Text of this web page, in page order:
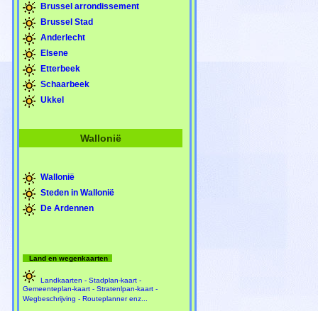
Brussel arrondissement
Brussel Stad
Anderlecht
Elsene
Etterbeek
Schaarbeek
Ukkel
Wallonië
Wallonië
Steden in Wallonië
De Ardennen
Land en wegenkaarten
Landkaarten - Stadplan-kaart -
Gemeenteplan-kaart - Stratenlpan-kaart -
Wegbeschrijving - Routeplanner enz...